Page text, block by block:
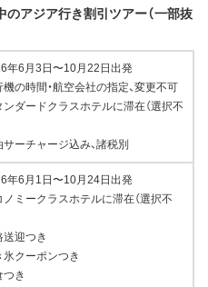
のアジア行き割引ツアー（一部抜
年6月3日〜10月22日出発
機の時間・航空会社の指定、変更不可
ンダードクラスホテルに滞在（選択不
サーチャージ込み、諸税別
年6月1日〜10月24日出発
ノミークラスホテルに滞在（選択不
送迎つき
氷クーポンつき
つき